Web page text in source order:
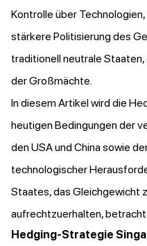
Kontrolle über
stärkere Politisierung des
traditionell neutrale
der Großmächte.
In diesem Artikel wird die
heutigen Bedingungen der
den USA und China sowie
technologischer
Staates, das Gleichgewicht
aufrechtzuerhalten,
Hedging-Strategie